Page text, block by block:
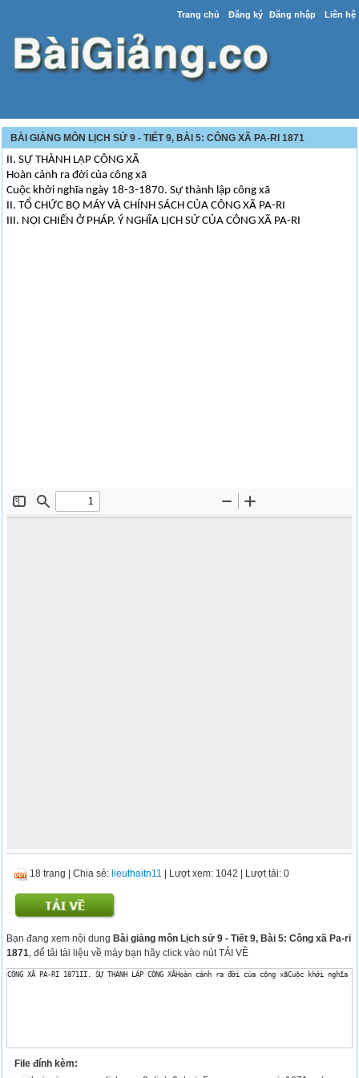
Trang chủ Đăng ký Đăng nhập Liên hệ
BÀI GIẢNG MÔN LỊCH SỬ 9 - TIẾT 9, BÀI 5: CÔNG XÃ PA-RI 1871
II. SỰ THÀNH LẬP CÔNG XÃ
Hoàn cảnh ra đời của công xã
Cuộc khởi nghĩa ngày 18-3-1870. Sự thành lập công xã
II. TỔ CHỨC BỘ MÁY VÀ CHÍNH SÁCH CỦA CÔNG XÃ PA-RI
III. NỘI CHIẾN Ở PHÁP. Ý NGHĨA LỊCH SỬ CỦA CÔNG XÃ PA-RI
18 trang |Chia sẻ: lieuthaitn11 | Lượt xem: 1042 | Lượt tải: 0
Bạn đang xem nội dungBài giảng môn Lịch sử 9 - Tiết 9, Bài 5: Công xã Pa-ri
1871 , để tải tài liệu về máy bạn hãy click vào nút TẢI VỀ
File đính kèm: